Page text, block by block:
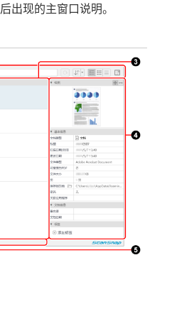
后出现的主窗口说明。